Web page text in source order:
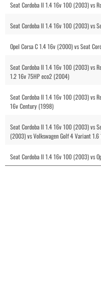
Seat Cordoba II 1.4 16v 100 (2003) vs
Seat Cordoba II 1.4 16v 100 (2003) vs
Opel Corsa C 1.4 16v (2000) vs Seat
Seat Cordoba II 1.4 16v 100 (2003) vs
1.2 16v 75HP eco2 (2004)
Seat Cordoba II 1.4 16v 100 (2003) vs
16v Century (1998)
Seat Cordoba II 1.4 16v 100 (2003) vs
(2003) vs Volkswagen Golf 4 Variant
Seat Cordoba II 1.4 16v 100 (2003) vs